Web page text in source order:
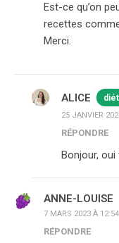
Est-ce qu’on
recettes
Merci.
ALICE
25 JANVIER
RÉPONDRE
Bonjour,
ANNE-LOUISE
7 MARS 2023 À 12:54
RÉPONDRE